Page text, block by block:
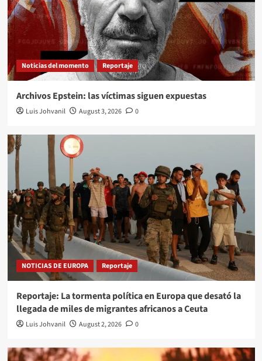
Noticias del momento Reportaje
Archivos Epstein: las víctimas siguen expuestas
Luis Johvanil August 3, 2026 0
NOTICIAS DE EUROPA Reportaje
Reportaje: La tormenta política en Europa que desató la
llegada de miles de migrantes africanos a Ceuta
Luis Johvanil August 2, 2026 0